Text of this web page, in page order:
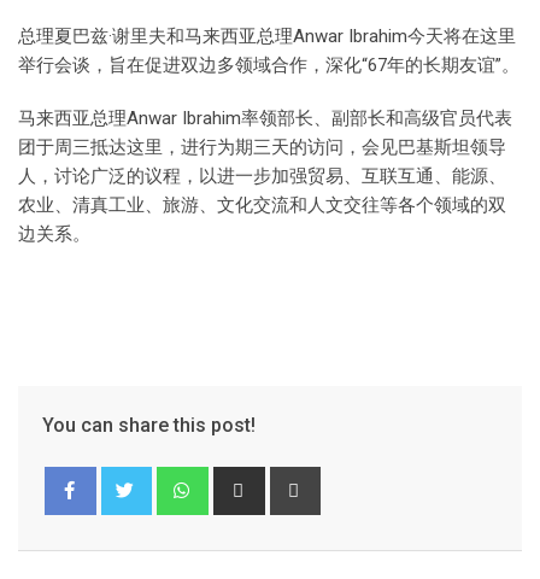
总理夏巴兹·谢里夫和马来西亚总理Anwar Ibrahim今天将在这里
举行会谈，旨在促进双边多领域合作，深化“67年的长期友谊”。
马来西亚总理Anwar Ibrahim率领部长、副部长和高级官员代表
团于周三抵达这里，进行为期三天的访问，会见巴基斯坦领导
人，讨论广泛的议程，以进一步加强贸易、互联互通、能源、
农业、清真工业、旅游、文化交流和人文交往等各个领域的双
边关系。
You can share this post!